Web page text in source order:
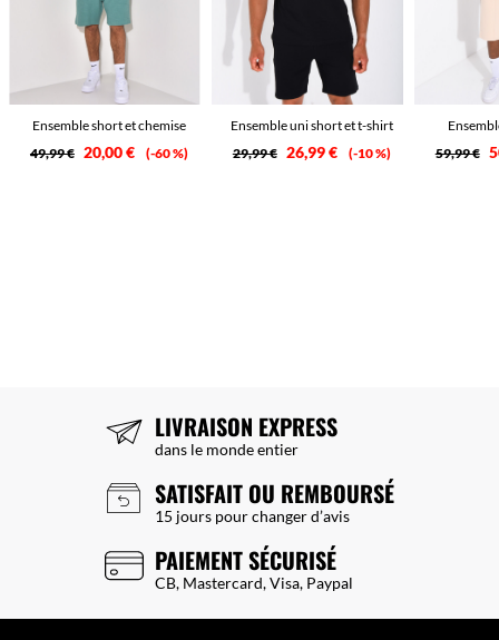
Ensemble short et chemise
49,99 € 20,00 € -60 %
Ensemble uni short et t-shirt
29,99 € 26,99 € -10 %
59,99 €
LIVRAISON EXPRESS
dans le monde entier
SATISFAIT OU REMBOURSÉ
15 jours pour changer d’avis
PAIEMENT SÉCURISÉ
CB, Mastercard, Visa, Paypal